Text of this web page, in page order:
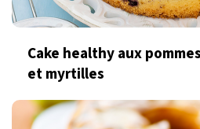
Cake healthy aux
et myrtilles